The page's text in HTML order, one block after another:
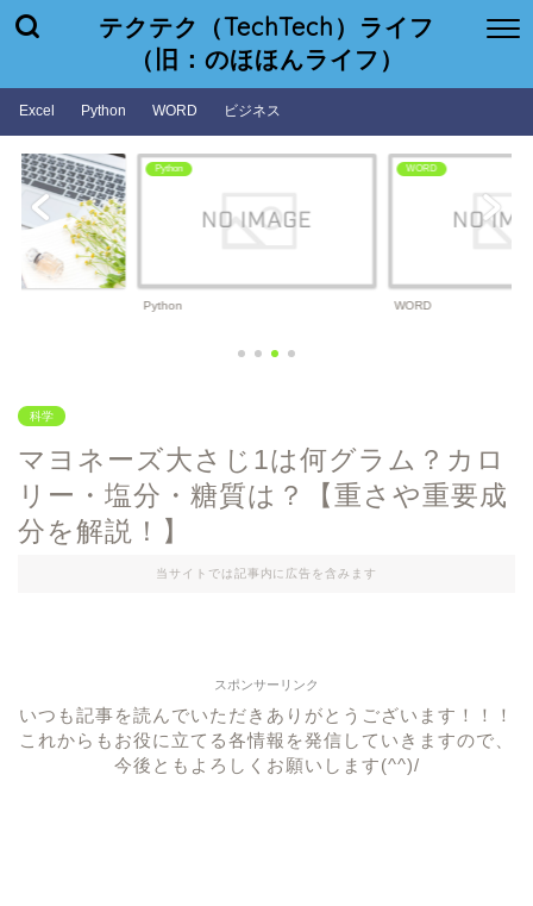
テクテク（TechTech）ライフ
（旧：のほほんライフ）
Excel Python WORD ビジネス
WORD
WORD
ビジネス
ビジネス
科学
マヨネーズ大さじ1は何グラム？カロ
リー・塩分・糖質は？【重さや重要成
分を解説！】
当サイトでは記事内に広告を含みます
スポンサーリンク
いつも記事を読んでいただきありがとうございます！！！
これからもお役に立てる各情報を発信していきますので、
今後ともよろしくお願いします(^^)/